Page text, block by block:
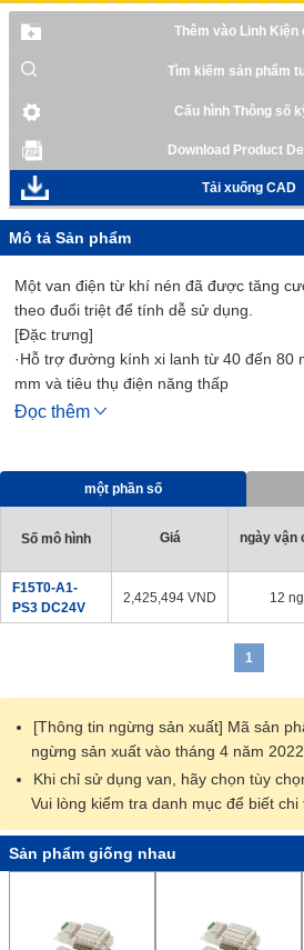
Thêm vào Linh Kiện
Tìm kiếm sản phẩm
Cấu hình Thông số
Download Product
Tải xuống CAD
Mô tả Sản phẩm
Một van điện từ khí nén đã được tăng
theo đuổi triệt để tính dễ sử dụng.
[Đặc trưng]
·Hỗ trợ đường kính xi lanh từ 40 đến 80
mm và tiêu thụ điện năng thấp
·Cung cấp một dạng van điện từ mới với
・ Tương thích với các thiết bị khí nén
trong mọi ngành nghề
Đọc thêm
một phần số
Số mô hình Giá ngày vận
F15T0-A1-
PS3 DC24V
2,425,494 VND 12
1
[Thông tin ngừng sản xuất] Mã sản
ngừng sản xuất vào tháng 4 năm 2022.
Khi chỉ sử dụng van, hãy chọn tùy
Vui lòng kiểm tra danh mục để biết chi
Sản phẩm giống nhau